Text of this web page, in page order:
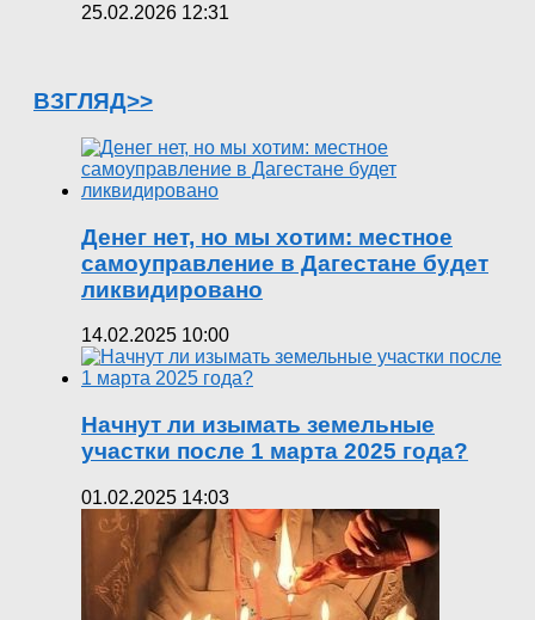
25.02.2026 12:31
ВЗГЛЯД>>
Денег нет, но мы хотим: местное
самоуправление в Дагестане будет
ликвидировано
14.02.2025 10:00
Начнут ли изымать земельные
участки после 1 марта 2025 года?
01.02.2025 14:03